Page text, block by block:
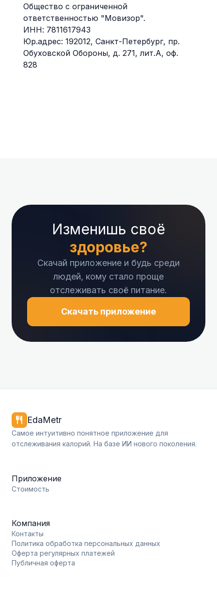
Общество с ограниченной
ответственностью "Мовизор".
ИНН: 7811617943
Юр.адрес: 192012, Санкт-Петербург, пр.
Обуховской Обороны, д. 271, лит.А, оф.
828
Изменишь своё
здоровье?
Скачай приложение и будь среди
людей, кому стало проще
отслеживать своё питание.
Скачать приложение
restaurant EdaMetr
Самое интуитивно понятное приложение для
отслеживания калорий. На базе ИИ нового поколения.
Приложение
Стоимость
Компания
Контакты
Политика обработка персональных данных
Оферта регулярных платежей
Публичная оферта